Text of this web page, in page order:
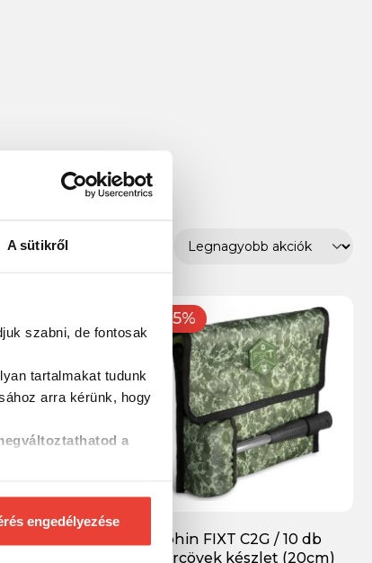
A sütikről
szabni, de fontosak
tartalmakat tudunk
arra kérünk, hogy
a
engedélyezése
-15%
Delphin FIXT C2G / 10 db
Sátorcövek készlet (20cm)